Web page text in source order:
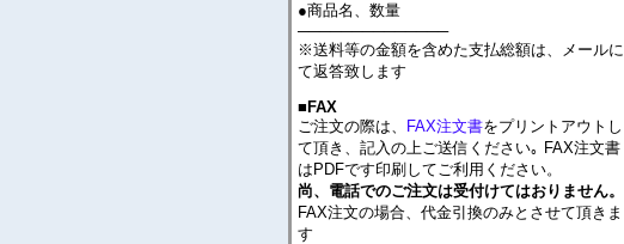
●商品名、数量
──────────────
※送料等の金額を含めた支払総額は、メールに
て返答致します
■FAX
ご注文の際は、 FAX注文書をプリントアウトし
て頂き、記入の上ご送信ください｡ FAX注文書
はPDFです印刷してご利用ください。
尚、電話でのご注文は受付けてはおりません。
FAX注文の場合、代金引換のみとさせて頂きま
す